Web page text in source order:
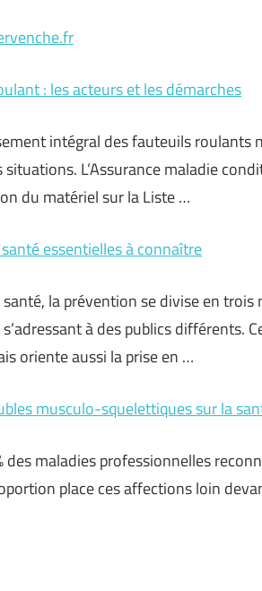
: les acteurs et les démarches
intégral des fauteuils roulants
L’Assurance maladie
du matériel sur la Liste …
essentielles à connaître
la prévention se divise en
à des publics différents.
oriente aussi la prise en …
musculo-squelettiques sur la
des maladies professionnelles
place ces affections loin